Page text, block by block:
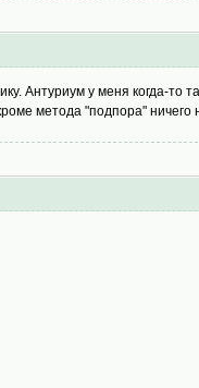
Антуриум у меня когда-
метода "подпора" ничего